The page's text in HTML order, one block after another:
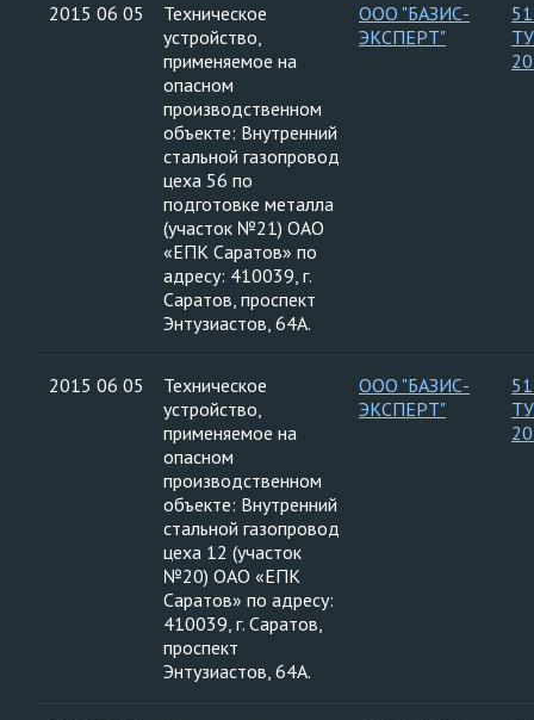
2015 06 05
Техническое
устройство,
применяемое на
опасном
производственном
объекте: Внутренний
стальной газопровод
цеха 56 по
подготовке металла
(участок №21) ОАО
«ЕПК Саратов» по
адресу: 410039, г.
Саратов, проспект
Энтузиастов, 64А.
ООО "БАЗИС-
ЭКСПЕРТ"
2015 06 05
Техническое
устройство,
применяемое на
опасном
производственном
объекте: Внутренний
стальной газопровод
цеха 12 (участок
№20) ОАО «ЕПК
Саратов» по адресу:
410039, г. Саратов,
проспект
Энтузиастов, 64А.
ООО "БАЗИС-
ЭКСПЕРТ"